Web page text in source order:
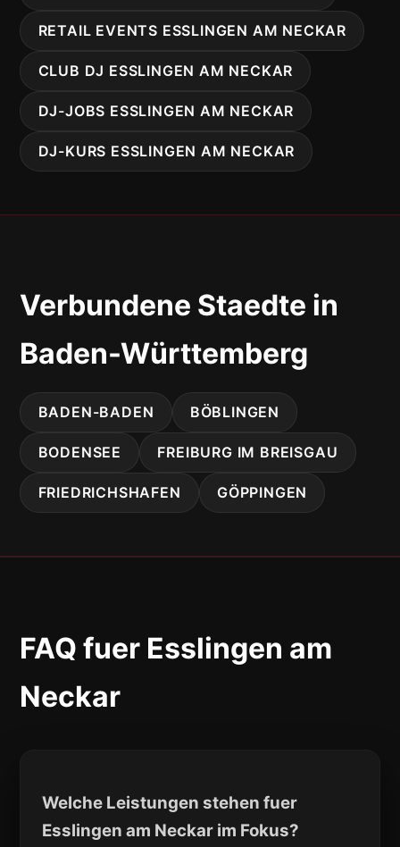
RETAIL EVENTS ESSLINGEN AM NECKAR
CLUB DJ ESSLINGEN AM NECKAR
DJ-JOBS ESSLINGEN AM NECKAR
DJ-KURS ESSLINGEN AM NECKAR
Verbundene Staedte in
Baden-Württemberg
BADEN-BADEN BÖBLINGEN
BODENSEE FREIBURG IM BREISGAU
FRIEDRICHSHAFEN GÖPPINGEN
FAQ fuer Esslingen am
Neckar
Welche Leistungen stehen fuer
Esslingen am Neckar im Fokus?